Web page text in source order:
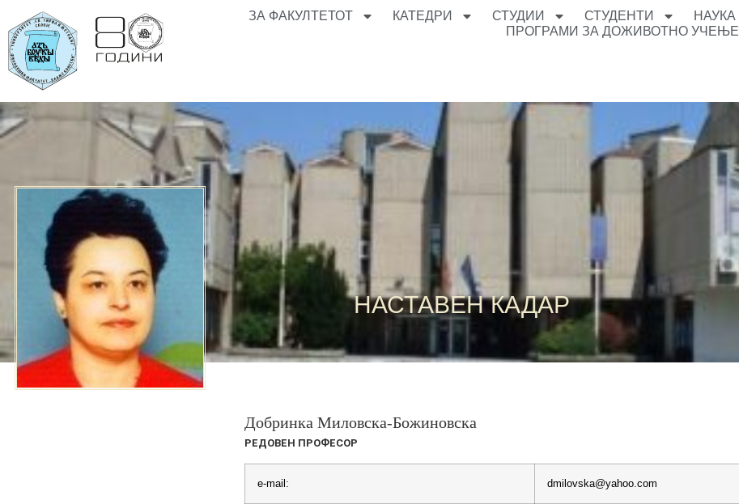
ЗА ФАКУЛТЕТОТ КАТЕДРИ СТУДИИ СТУДЕНТИ НАУКА
ПРОГРАМИ ЗА ДОЖИВОТНО УЧЕЊЕ
НАСТАВЕН КАДАР
Добринка Миловска-Божиновска
РЕДОВЕН ПРОФЕСОР
e-mail: dmilovska@yahoo.com